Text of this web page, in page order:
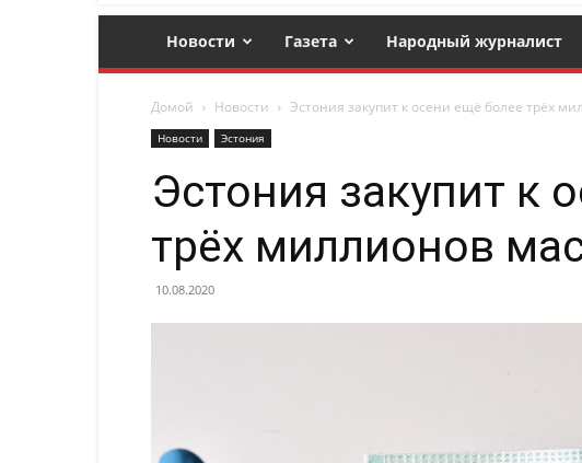
Новости Газета Народный журналист
Домой Новости Эстония закупит к осени ещё более трёх
Новости Эстония
Эстония закупит к
трёх миллионов
10.08.2020